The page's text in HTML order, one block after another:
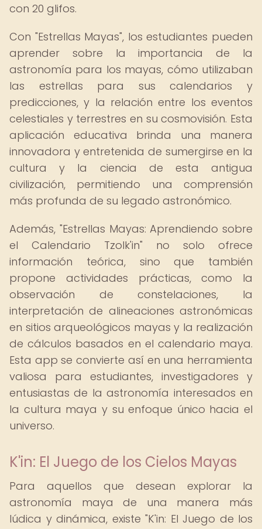
con 20 glifos.
Con "Estrellas Mayas", los estudiantes pueden
aprender sobre la importancia de la
astronomía para los mayas, cómo utilizaban
las estrellas para sus calendarios y
predicciones, y la relación entre los eventos
celestiales y terrestres en su cosmovisión. Esta
aplicación educativa brinda una manera
innovadora y entretenida de sumergirse en la
cultura y la ciencia de esta antigua
civilización, permitiendo una comprensión
más profunda de su legado astronómico.
Además, "Estrellas Mayas: Aprendiendo sobre
el Calendario Tzolk'in" no solo ofrece
información teórica, sino que también
propone actividades prácticas, como la
observación de constelaciones, la
interpretación de alineaciones astronómicas
en sitios arqueológicos mayas y la realización
de cálculos basados en el calendario maya.
Esta app se convierte así en una herramienta
valiosa para estudiantes, investigadores y
entusiastas de la astronomía interesados en
la cultura maya y su enfoque único hacia el
universo.
K'in: El Juego de los Cielos Mayas
Para aquellos que desean explorar la
astronomía maya de una manera más
lúdica y dinámica, existe "K'in: El Juego de los